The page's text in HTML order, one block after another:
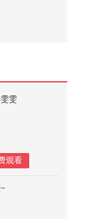
国终于松口，
中国给个准话
雯
观看